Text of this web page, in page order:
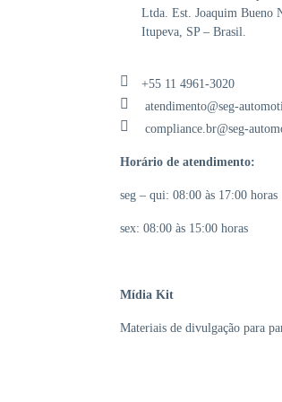
Ltda. Est. Joaquim Bueno
Itupeva, SP – Brasil.
+55 11 4961-3020
atendimento@seg-
compliance.br@seg-
Horário de atendimento:
seg – qui: 08:00 às 17:00 horas
sex: 08:00 às 15:00 horas
Mídia Kit
Materiais de divulgação para